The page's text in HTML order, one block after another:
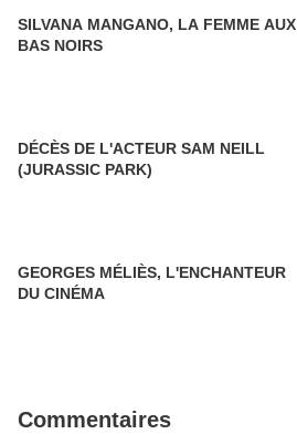
SILVANA MANGANO, LA FEMME AUX
BAS NOIRS
DÉCÈS DE L'ACTEUR SAM NEILL
(JURASSIC PARK)
GEORGES MÉLIÈS, L'ENCHANTEUR
DU CINÉMA
Commentaires